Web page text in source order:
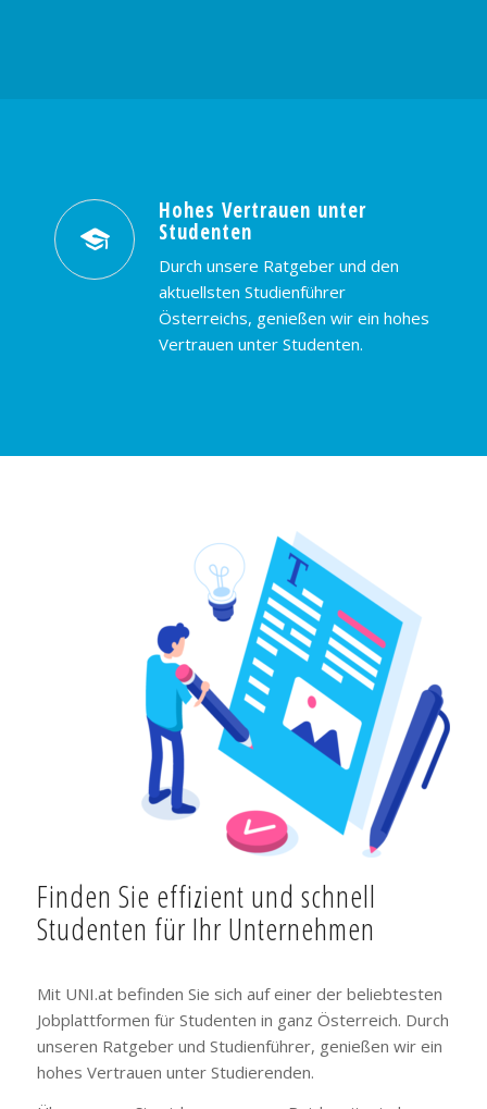
Hohes Vertrauen unter
Studenten
Durch unsere Ratgeber und den
aktuellsten Studienführer
Österreichs, genießen wir ein hohes
Vertrauen unter Studenten.
Finden Sie effizient und schnell
Studenten für Ihr Unternehmen
Mit UNI.at befinden Sie sich auf einer der beliebtesten
Jobplattformen für Studenten in ganz Österreich. Durch
unseren Ratgeber und Studienführer, genießen wir ein
hohes Vertrauen unter Studierenden.